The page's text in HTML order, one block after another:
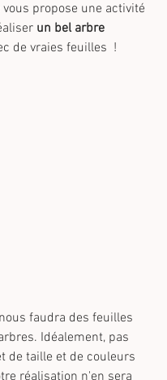
propose une activité
un bel arbre
de vraies feuilles  !
faudra des feuilles
Idéalement, pas
de taille et de couleurs